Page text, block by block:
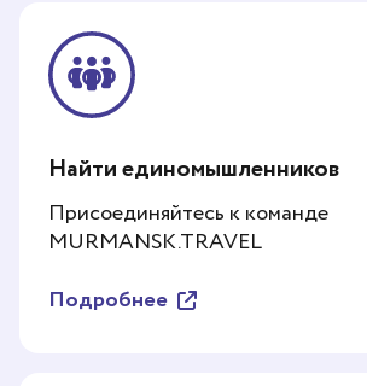
Найти единомышленников
Присоединяйтесь к команде
MURMANSK.TRAVEL
Подробнее